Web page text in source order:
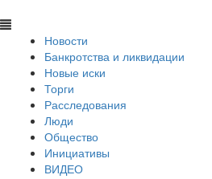
Новости
Банкротства и ликвидации
Новые иски
Торги
Расследования
Люди
Общество
Инициативы
ВИДЕО